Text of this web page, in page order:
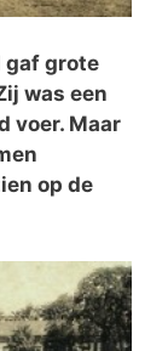
gaf grote
was een
voer. Maar
op de